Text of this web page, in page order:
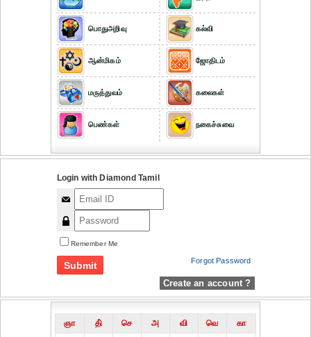
பொதுஅறிவு
ஆன்மிகம்
மருத்துவம்
பெண்கள்
கல்வி
ஜோதிடம்
கலைகள்
நகைச்சுவை
Login with Diamond Tamil
Remember Me
Forgot Password
Create an account ?
ஞா தி் செ அ வி வெ
கா